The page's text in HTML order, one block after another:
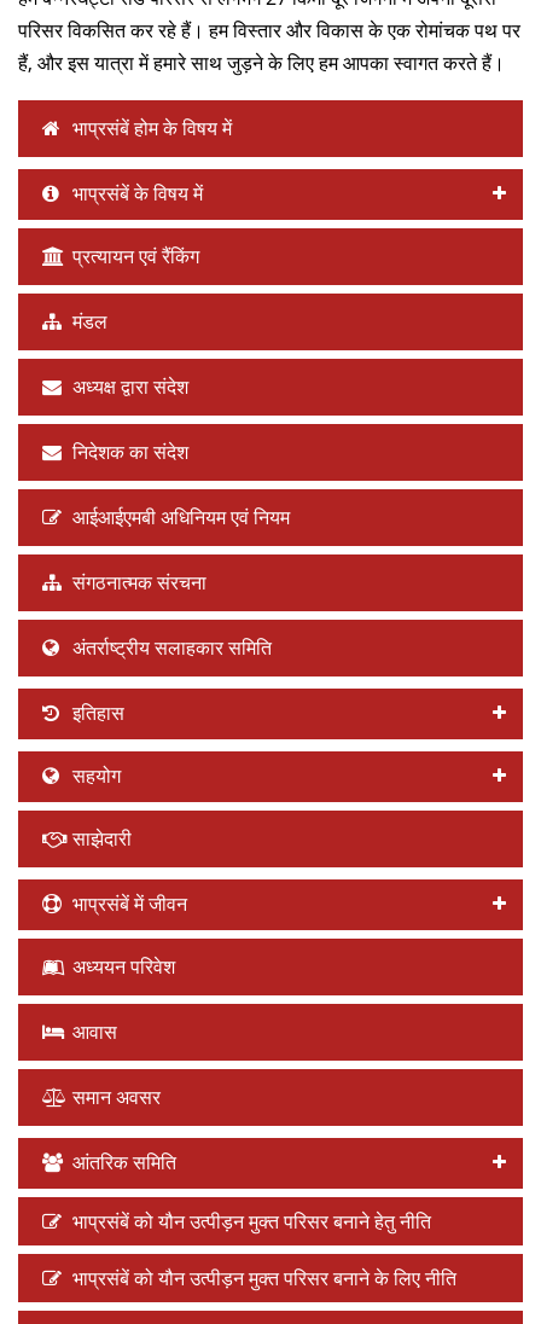
परिसर विकसित कर रहे हैं। हम विस्तार और विकास के एक रोमांचक पथ पर
हैं, और इस यात्रा में हमारे साथ जुड़ने के लिए हम आपका स्वागत करते हैं।
भाप्रसंबें होम के विषय में
भाप्रसंबें के विषय में
प्रत्यायन एवं रैंकिंग
मंडल
अध्यक्ष द्वारा संदेश
निदेशक का संदेश
आईआईएमबी अधिनियम एवं नियम
संगठनात्मक संरचना
अंतर्राष्ट्रीय सलाहकार समिति
इतिहास
सहयोग
साझेदारी
भाप्रसंबें में जीवन
अध्ययन परिवेश
आवास
समान अवसर
आंतरिक समिति
भाप्रसंबें को यौन उत्पीड़न मुक्त परिसर बनाने हेतु नीति
भाप्रसंबें को यौन उत्पीड़न मुक्त परिसर बनाने के लिए नीति